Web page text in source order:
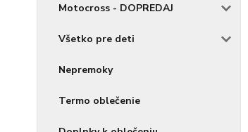
Motocross - DOPREDAJ
Všetko pre deti
Nepremoky
Termo oblečenie